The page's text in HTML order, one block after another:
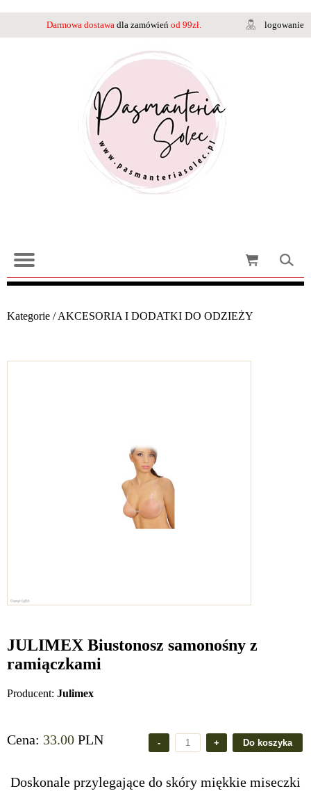
Darmowa dostawa dla zamówień od 99zł. logowanie
Kategorie /AKCESORIA I DODATKI DO ODZIEŻY
JULIMEX Biustonosz samonośny z
ramiączkami
Producent: Julimex
Cena: 33.00 PLN
Doskonale przylegające do skóry miękkie miseczki